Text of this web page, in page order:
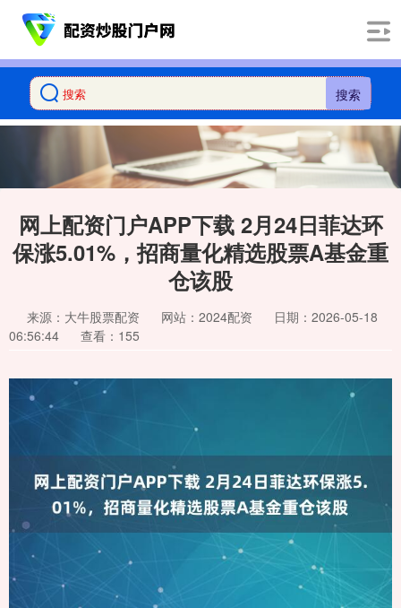
搜索
网上配资门户APP下载 2月24日菲达环
保涨5.01%，招商量化精选股票A基金重
仓该股
来源：大牛股票配资 网站：2024配资
日期：2026-05-18
06:56:44
查看：155